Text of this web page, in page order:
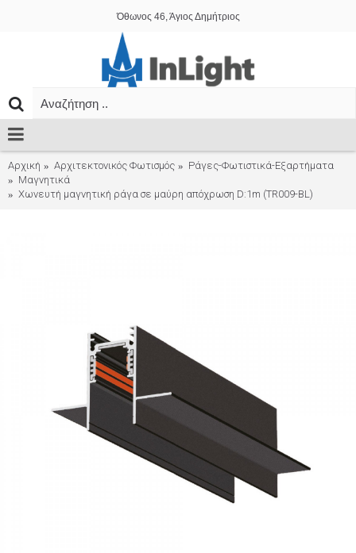
Όθωνος 46, Άγιος Δημήτριος
Αρχική Αρχιτεκτονικός Φωτισμός
Ράγες-Φωτιστικά-Εξαρτήματα
Μαγνητικά
Χωνευτή μαγνητική ράγα σε μαύρη απόχρωση D:1m (TR009-BL)